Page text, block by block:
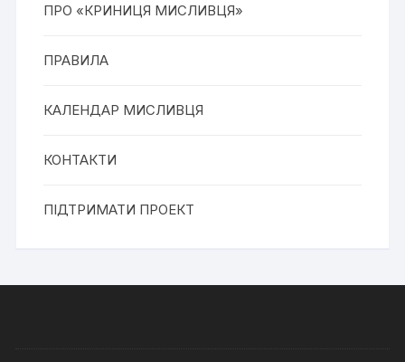
ПРО «КРИНИЦЯ МИСЛИВЦЯ»
ПРАВИЛА
КАЛЕНДАР МИСЛИВЦЯ
КОНТАКТИ
ПІДТРИМАТИ ПРОЕКТ